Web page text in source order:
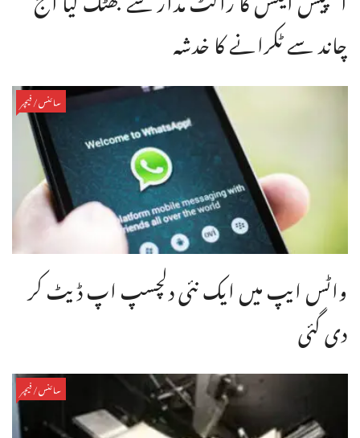
چاند سے ٹکرانے کا خدشہ
سائنس/فیچر
واٹس ایپ میں ایک نئی دلچسپ اپ ڈیٹ کر
دی گئی
سائنس/فیچر